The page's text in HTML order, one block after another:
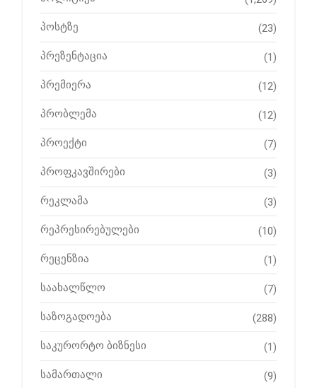
პოსტზე (23)
პრეზენტაცია (1)
პრემიერა (12)
პრობლემა (12)
პროექტი (7)
პროფკავშირები (3)
რეკლამა (3)
რეპრესირებულები (10)
რეცენზია (1)
საახალწლო (7)
საზოგადოება (288)
საკურორტო ბიზნესი (1)
სამართალი (9)